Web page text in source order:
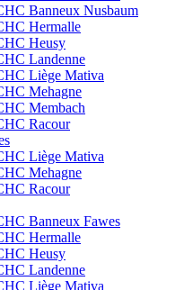
Banneux Nusbaum
Hermalle
Heusy
Landenne
Liège Mativa
Mehagne
Membach
Racour
Liège Mativa
Mehagne
Racour
Banneux Fawes
Hermalle
Heusy
Landenne
Liège Mativa